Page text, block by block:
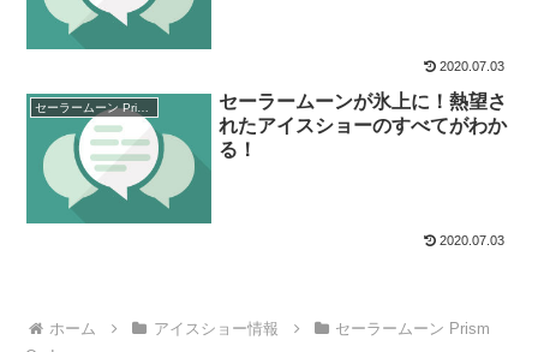
2020.07.03
セーラームーン Prism On Ice
セーラームーンが氷上に！熱望さ
れたアイスショーのすべてがわか
る！
2020.07.03
ホーム アイスショー情報
セーラームーン Prism